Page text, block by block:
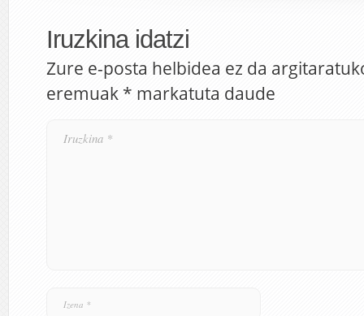
Iruzkina idatzi
Zure e-posta helbidea ez da
eremuak * markatuta daude